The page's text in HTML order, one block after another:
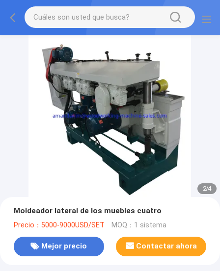
2/4
Moldeador lateral de los muebles cuatro
Precio：5000-9000USD/SET MOQ：1 sistema
Mejor precio Contactar ahora